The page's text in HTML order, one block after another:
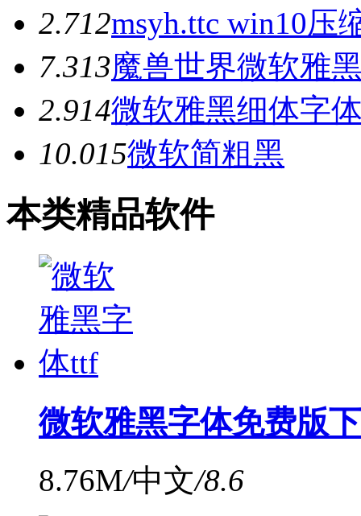
2.712msyh.ttc win10压
7.313魔兽世界微软雅
2.914微软雅黑细体字
10.015微软简粗黑
本类精品软件
微软雅黑字体免费版
8.76M/中文/8.6